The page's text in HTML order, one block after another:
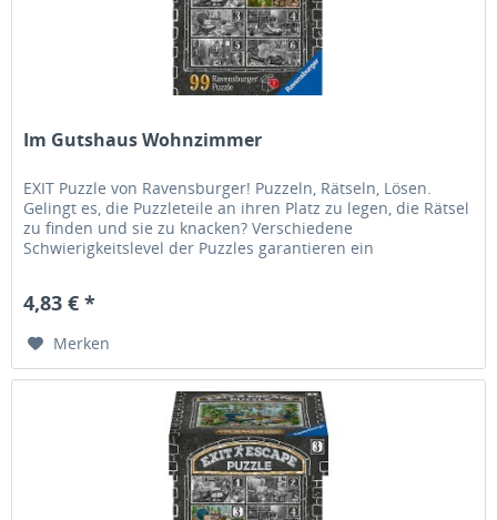
Im Gutshaus Wohnzimmer
EXIT Puzzle von Ravensburger! Puzzeln, Rätseln, Lösen.
Gelingt es, die Puzzleteile an ihren Platz zu legen, die Rätsel
zu finden und sie zu knacken? Verschiedene
Schwierigkeitslevel der Puzzles garantieren ein
4,83 € *
Merken